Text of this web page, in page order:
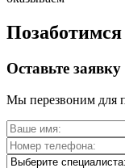
Оставьте заявку
Мы перезвоним для